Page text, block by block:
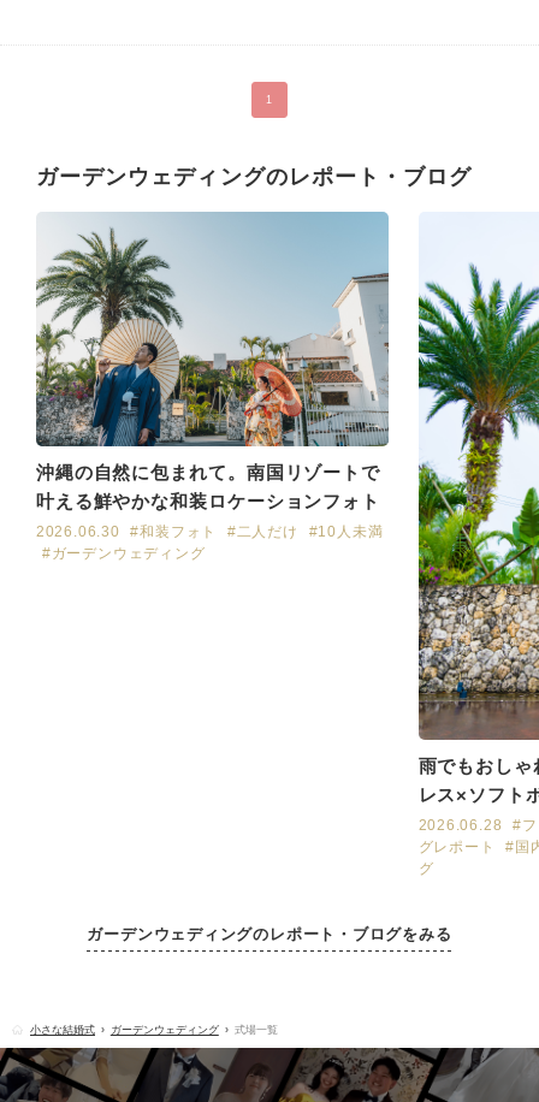
1
ガーデンウェディングのレポート・ブログ
ガーデンウェディングのレポート・ブログをみる
沖縄の自然に包まれて。南国リゾートで
叶える鮮やかな和装ロケーションフォト
2026.06.30 #和装フォト #二人だけ
#10人未満
#ガーデンウェディング
雨でもおし
レス×ソフト
ト
2026.06.28
#
グレポート
#国
グ
小さな結婚式 ガーデンウェディング 式場一覧